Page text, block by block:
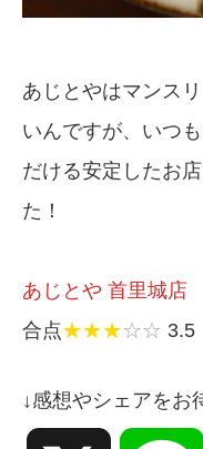
あじとやはマンス
いんですが、いつ
だける安定したお
た！
あじとや 首里城店
合点★★★☆☆ 3.5
↓感想やシェアをお